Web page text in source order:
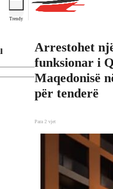
Trendy
Arrestohet
funksionar i
Maqedonisë
për tenderë
Para 2 vjet